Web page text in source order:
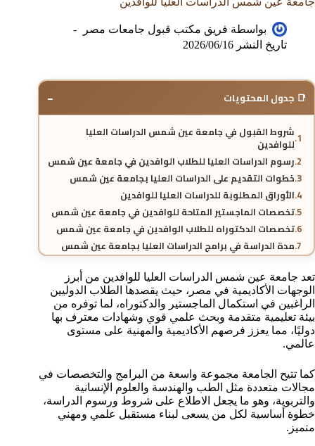
بواسطة فريق مكتب قبول جامعات مصر
تاريخ النشر 2026/06/16
📑 جدول المحتويات −
شروط القبول في جامعة عين شمس الدراسات العليا
للوافدين
رسوم الدراسات العليا للطلاب الوافدين في جامعة عين شمس
خطوات التقديم على الدراسات العليا بجامعة عين شمس
الأوراق المطلوبة للدراسات العليا للوافدين
تخصصات الماجستير المتاحة للوافدين في جامعة عين شمس
تخصصات الدكتوراه للطلاب الوافدين في جامعة عين شمس
مدة الدراسة في برامج الدراسات العليا بجامعة عين شمس
هل جامعة عين شمس معترف بها دوليًا؟
أهم الكليات المتاحة للوافدين في جامعة عين شمس
أسئلة شائعة حول جامعة عين شمس الدراسات العليا
للوافدين
تعد جامعة عين شمس الدراسات العليا للوافدين من أبرز
الوجهات الأكاديمية في مصر، حيث يقصدها الطلاب الدوليين
الراغبين في استكمال الماجستير والدكتوراه، لما توفره من
بيئة تعليمية متقدمة وبحث علمي قوي وشهادات معترف بها
دوليًا، مما يعزز فرصهم الأكاديمية والمهنية على مستوى
عالمي.
كما تتيح الجامعة مجموعة واسعة من البرامج والتخصصات في
مجالات متعددة مثل الطب والهندسة والعلوم الإنسانية
والتربوية، وهو ما يجعل الاطلاع على شروط ورسوم الدراسة،
خطوة أساسية لكل من يسعى لبناء مستقبل علمي ومهني
متميز.